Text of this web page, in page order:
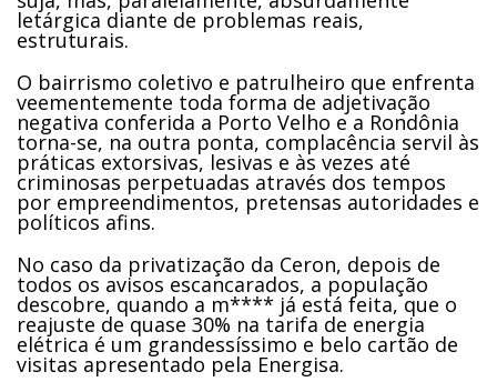
letárgica diante de problemas reais,
estruturais.
O bairrismo coletivo e patrulheiro que enfrenta
veementemente toda forma de adjetivação
negativa conferida a Porto Velho e a Rondônia
torna-se, na outra ponta, complacência servil às
práticas extorsivas, lesivas e às vezes até
criminosas perpetuadas através dos tempos
por empreendimentos, pretensas autoridades e
políticos afins.
No caso da privatização da Ceron, depois de
todos os avisos escancarados, a população
descobre, quando a m**** já está feita, que o
reajuste de quase 30% na tarifa de energia
elétrica é um grandessíssimo e belo cartão de
visitas apresentado pela Energisa.